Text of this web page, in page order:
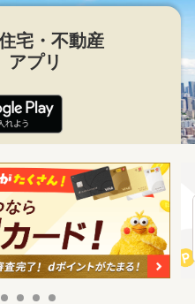
宅・不動産
アプリ